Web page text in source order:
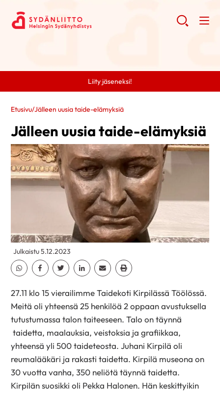
Liity jäseneksi!
Etusivu/Jälleen uusia taide-elämyksiä
Jälleen uusia taide-elämyksiä
Julkaistu 5.12.2023
Jaa Whatsapp
Jaa Facebook
Jaa TwitterJaa Linkedin
Jaa EmailJaa Print
27.11 klo 15 vierailimme Taidekoti Kirpilässä Töölössä.
Meitä oli yhteensä 25 henkilöä 2 oppaan avustuksella
tutustumassa talon taiteeseen. Talo on täynnä
taidetta, maalauksia, veistoksia ja grafiikkaa,
yhteensä yli 500 taideteosta. Juhani Kirpilä oli
reumalääkäri ja rakasti taidetta. Kirpilä museona on
30 vuotta vanha, 350 neliötä täynnä taidetta.
Kirpilän suosikki oli Pekka Halonen. Hän keskittyikin